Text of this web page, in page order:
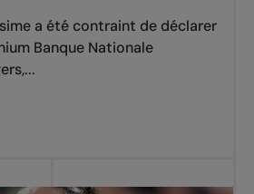
a été contraint de déclarer
Banque Nationale